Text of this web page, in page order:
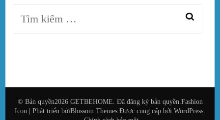
Tìm
© Bản quyền2026 GETBEHOME . Đã đăng ký bản quyền. Fashion
Icon | Phát triển bởiBlossom Themes .Được cung cấp bởi WordPress